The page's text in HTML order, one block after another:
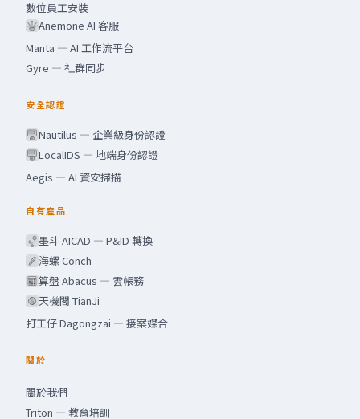
數位員工安裝
Anemone AI 客服
Manta — AI 工作流平台
Gyre — 社群同步
安全認證
Nautilus — 企業級身份認證
LocalIDS — 地端身份認證
Aegis — AI 資安掃描
自有產品
墨斗 AICAD — P&ID 轉換
海螺 Conch
算盤 Abacus — 雲帳務
天機閣 TianJi
打工仔 Dagongzai — 接案媒合
關於
關於我們
Triton — 教育培訓